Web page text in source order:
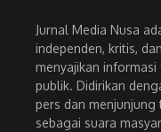
Jurnal Media Nusa
independen, kritis,
menyajikan
publik. Didirikan
pers dan
sebagai suara